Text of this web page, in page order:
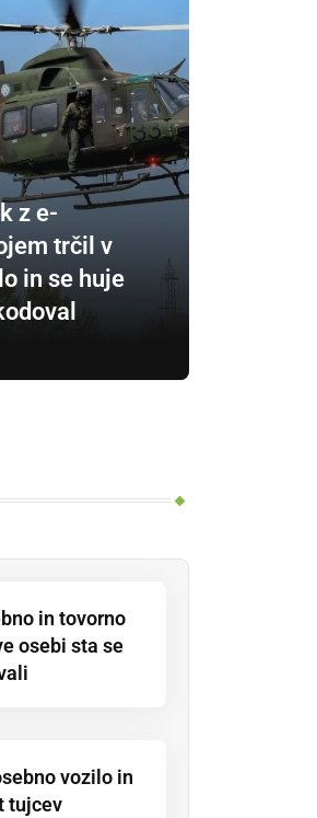
z e-
trčil v
in se huje
in tovorno
osebi sta se
vozilo in
tujcev